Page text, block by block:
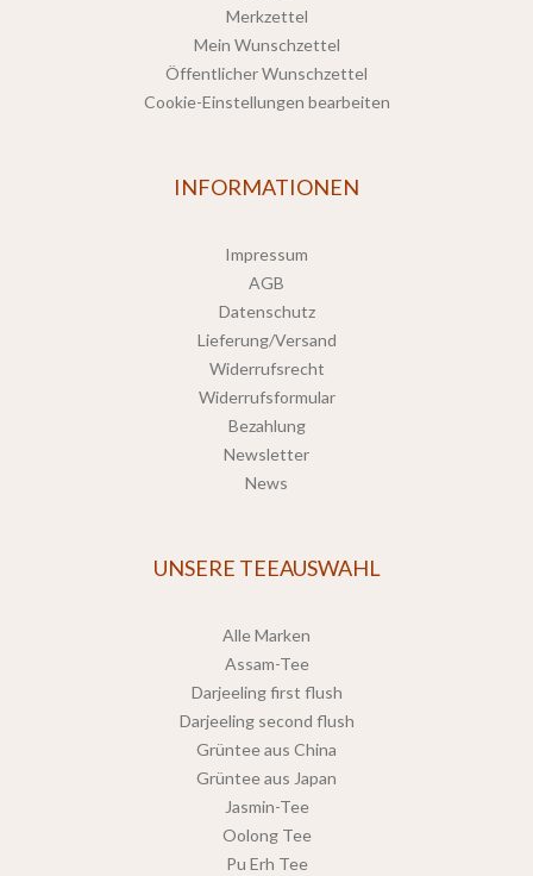
Merkzettel
Mein Wunschzettel
Öffentlicher Wunschzettel
Cookie-Einstellungen bearbeiten
INFORMATIONEN
Impressum
AGB
Datenschutz
Lieferung/Versand
Widerrufsrecht
Widerrufsformular
Bezahlung
Newsletter
News
UNSERE TEEAUSWAHL
Alle Marken
Assam-Tee
Darjeeling first flush
Darjeeling second flush
Grüntee aus China
Grüntee aus Japan
Jasmin-Tee
Oolong Tee
Pu Erh Tee